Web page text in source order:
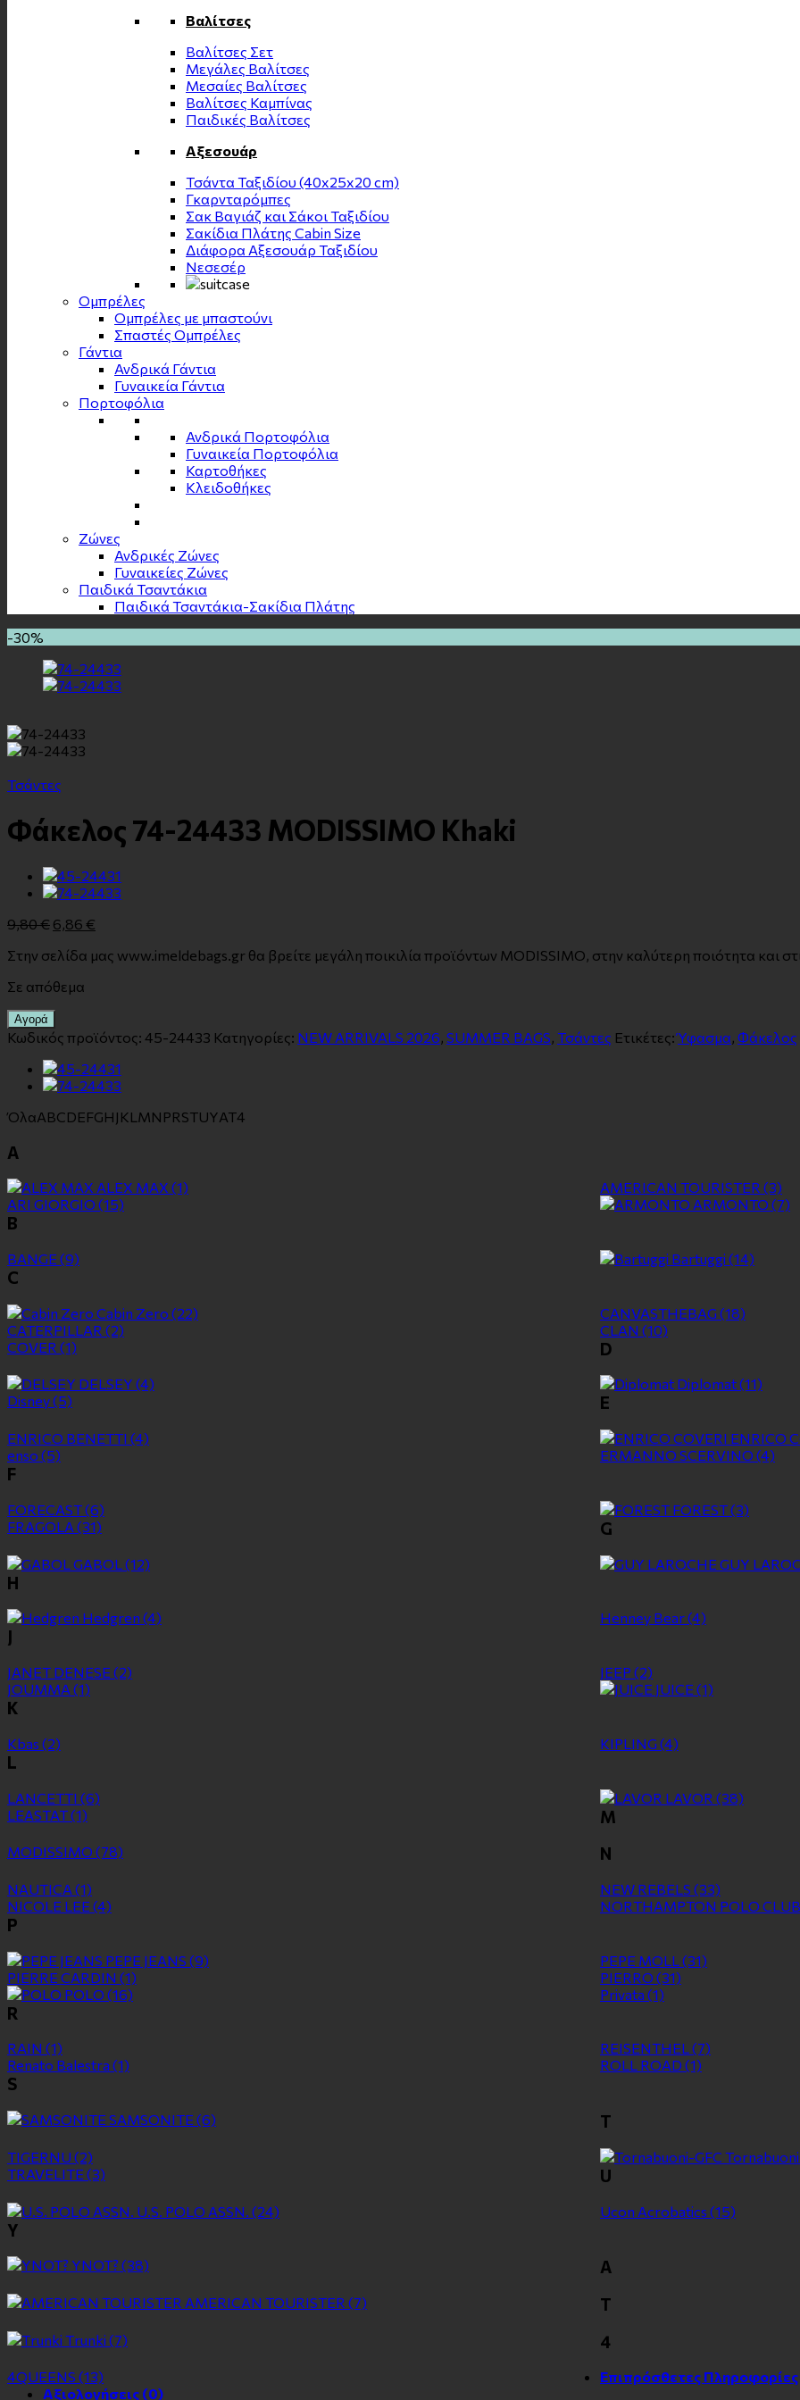
Βαλίτσες
Βαλίτσες Σετ
Μεγάλες Βαλίτσες
Μεσαίες Βαλίτσες
Βαλίτσες Καμπίνας
Παιδικές Βαλίτσες
Αξεσουάρ
Τσάντα Ταξιδίου (40x25x20 cm)
Γκαρνταρόμπες
Σακ Βαγιάζ και Σάκοι Ταξιδίου
Σακίδια Πλάτης Cabin Size
Διάφορα Αξεσουάρ Ταξιδίου
Νεσεσέρ
Ομπρέλες
Ομπρέλες με μπαστούνι
Σπαστές Ομπρέλες
Γάντια
Ανδρικά Γάντια
Γυναικεία Γάντια
Πορτοφόλια
Ανδρικά Πορτοφόλια
Γυναικεία Πορτοφόλια
Καρτοθήκες
Κλειδοθήκες
Zώνες
Ανδρικές Ζώνες
Γυναικείες Ζώνες
Παιδικά Τσαντάκια
Παιδικά Τσαντάκια-Σακίδια Πλάτης
-30%
Τσάντες
Φάκελος 74-24433 MODISSIMO Khaki
9,80€ 6,86 €
Στην σελίδα μας www.imeldebags.gr θα βρείτε μεγάλη ποικιλία προϊόντων MODISSIMO, στην καλύτερη ποιότητα και
Σε απόθεμα
Αγορά
Κωδικός προϊόντος: 45-24433 Κατηγορίες: NEW ARRIVALS 2026, SUMMER BAGS, Τσάντες Ετικέτες:Ύφασμα, Φάκελος
ΌλαABCDEFGH J KL MN PRSTUYΑΤ4
A
ALEX MAX (1) AMERICAN TOURISTER (3)
ARI GIORGIO (15) ARMONTO (7)
B
BANGE (9) Bartuggi (14)
C
Cabin Zero (22) CANVASTHEBAG (18)
CATERPILLAR (2) CLAN (10)
COVER (1) D
DELSEY (4) Diplomat(11)
Disney(5) E
ENRICO BENETTI (4) ENRICO
enso (5) ERMANNO SCERVINO (4)
F
FORECAST(6) FOREST(3)
FRAGOLA (31) G
GABOL (12) GUY
H
Hedgren (4) Henney Bear(4)
J
JANET DENESE (2) JEEP (2)
JOUMMA (1) JUICE (1)
K
Kbas (2) KIPLING (4)
L
LANCETTI (6) LAVOR (38)
LEASTAT(1) M
MODISSIMO (78) N
NAUTICA (1) NEW REBELS (33)
NICOLE LEE (4) NORTHAMPTON POLO CLUB
P
PEPE JEANS (9) PEPE MOLL (31)
PIERRE CARDIN (1) PIERRO (31)
POLO (16) Privata (1)
R
RAIN (1) REISENTHEL(7)
Renato Balestra (1) ROLL ROAD (1)
S
SAMSONITE (6) T
TIGERNU (2)
TRAVELITE (3) U
U.S. POLO ASSN. (24) Ucon Acrobatics (15)
Y
YNOT? (38) Α
ΑMERICAN TOURISTER (7) Τ
Τrunki (7) 4
4QUEENS (13)
Επιπρόσθετες Πληροφορίες
Αξιολογήσεις (0)